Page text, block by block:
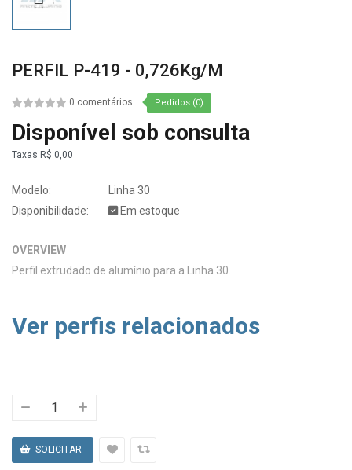
PERFIL P-419 - 0,726Kg/m
0 comentários Pedidos (0)
Disponível sob consulta
Taxas R$ 0,00
Modelo:
Linha 30
Disponibilidade:
Em estoque
OVERVIEW
Perfil extrudado de alumínio para a Linha 30.
Ver perfis relacionados